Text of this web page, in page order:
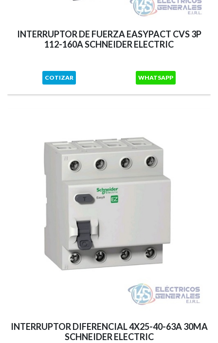
INTERRUPTOR DE FUERZA EASYPACT CVS 3P
112-160A SCHNEIDER ELECTRIC
COTIZAR WHATSAPP
INTERRUPTOR DIFERENCIAL 4X25-40-63A 30MA
SCHNEIDER ELECTRIC